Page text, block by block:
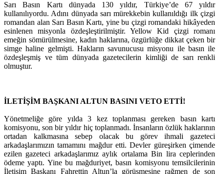
Sarı Basın Kartı dünyada 130 yıldır, Türkiye’de 67 yıldır
kullanılıyordu. Adını dünyada sarı mürekkebin kullanıldığı ilk çizgi
romandan alan Sarı Basın Kartı, yine bu çizgi romandaki hikâyeden
esinlenen misyonla özdeşleştirilmiştir. Yellow Kid çizgi romanı
emeğin sömürülmesine, kadın haklarına, özgürlüğe dikkat çeken bir
simge haline gelmişti. Hakların savunucusu misyonu ile basın ile
özdeşleşmiş ve tüm dünyada gazetecilerin kimliği de sarı renkli
olmuştur.
İLETİŞİM BAŞKANI ALTUN BASINI VETO ETTİ!
Yönetmeliğe göre yılda 3 kez toplanması gereken basın kartı
komisyonu, son bir yıldır hiç toplanmadı. İnsanların özlük haklarının
ortadan kalkmasına sebep olacak bu görev ihmali gazeteci
arkadaşlarımızın tamamını mağdur etti. Devler güreşirken çimende
ezilen gazeteci arkadaşlarımız aylık ortalama Bin lira ceplerinden
ödeme yaptı. Yine bu mağduriyet, basın komisyonu temsilcilerinin
İletişim Başkanı Fahrettin Altun’la görüşmesine rağmen de son